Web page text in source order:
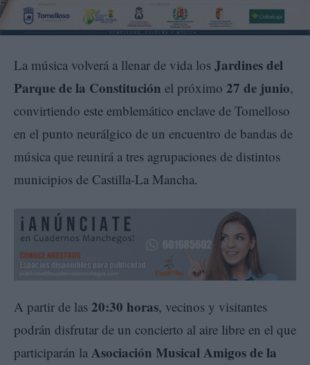
La música volverá a llenar de vida los Jardines del
Parque de la Constitución el próximo 27 de junio,
convirtiendo este emblemático enclave de Tomelloso
en el punto neurálgico de un encuentro de bandas de
música que reunirá a tres agrupaciones de distintos
municipios de Castilla-La Mancha.
A partir de las 20:30 horas, vecinos y visitantes
podrán disfrutar de un concierto al aire libre en el que
participarán la Asociación Musical Amigos de la